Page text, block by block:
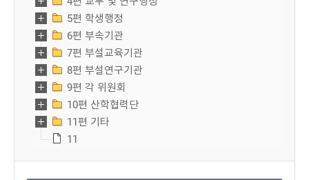
5편 학생행정
6편 부속기관
7편 부설교육기관
8편 부설연구기관
9편 각 위원회
10편 산학협력단
11편 기타
11